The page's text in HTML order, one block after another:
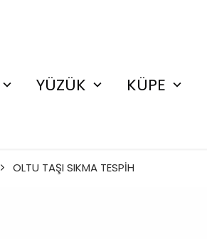
YÜZÜK KÜPE
OLTU TAŞI SIKMA TESPİH